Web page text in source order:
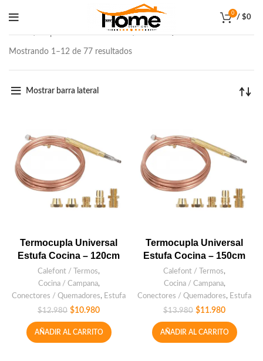
0
/ $0
Inicio Repuestos & Accesorios Calefont / Termos
Mostrando 1–12 de 77 resultados
Mostrar barra lateral
Termocupla Universal
Estufa Cocina – 120cm
Calefont / Termos,
Cocina / Campana,
Conectores / Quemadores, Estufa
$12.980 $10.980
AÑADIR AL CARRITO
Termocupla Universal
Estufa Cocina – 150cm
Calefont / Termos,
Cocina / Campana,
Conectores / Quemadores, Estufa
$13.980 $11.980
AÑADIR AL CARRITO